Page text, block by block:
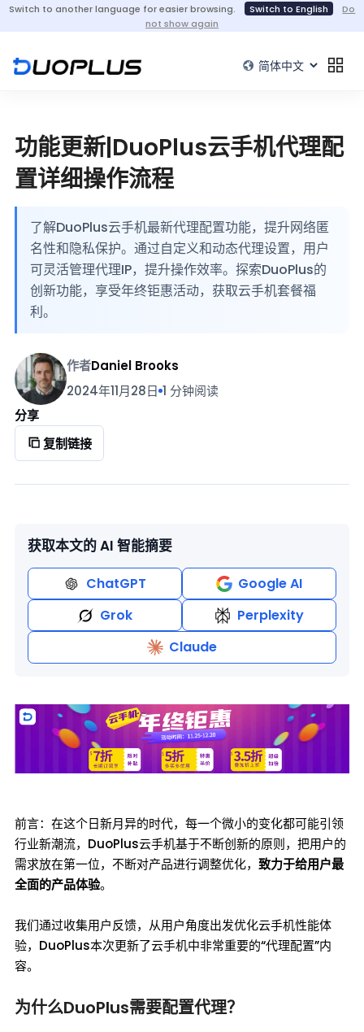
Switch to another language for easier browsing. Switch to English
Do
not show again
功能更新|DuoPlus云手机代理配
置详细操作流程
了解DuoPlus云手机最新代理配置功能，提升网络匿
名性和隐私保护。通过自定义和动态代理设置，用户
可灵活管理代理IP，提升操作效率。探索DuoPlus的
创新功能，享受年终钜惠活动，获取云手机套餐福
利。
作者Daniel Brooks
2024年11月28日 1 分钟阅读
分享
复制链接
获取本文的 AI 智能摘要
ChatGPT
Google AI
Grok
Perplexity
Claude
前言：在这个日新月异的时代，每一个微小的变化都可能引领
行业新潮流，DuoPlus云手机基于不断创新的原则，把用户的
需求放在第一位，不断对产品进行调整优化， 致力于给用户最
全面的产品体验。
我们通过收集用户反馈，从用户角度出发优化云手机性能体
验，DuoPlus本次更新了云手机中非常重要的“代理配置”内
容。
为什么DuoPlus需要配置代理？